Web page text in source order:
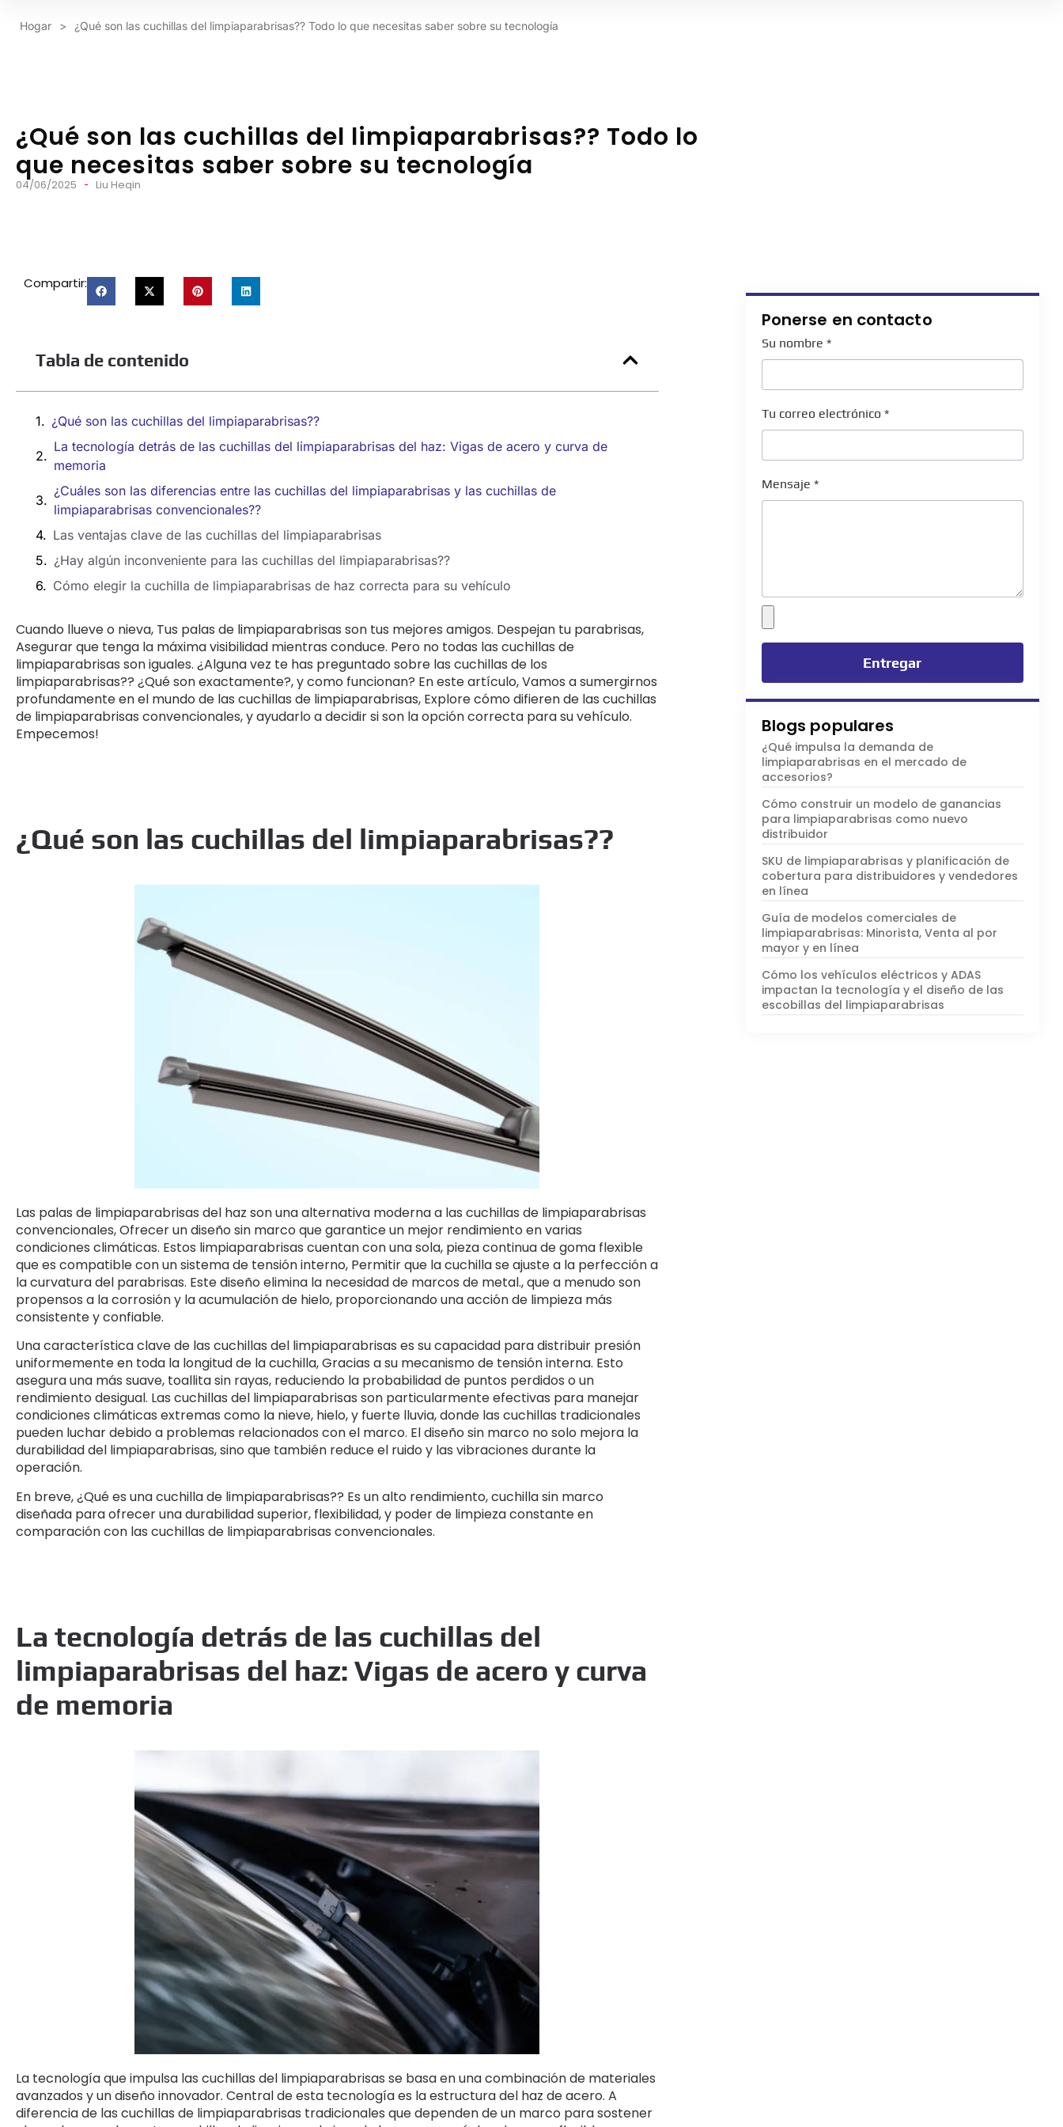
Hogar > ¿Qué son las cuchillas del limpiaparabrisas?? Todo lo que necesitas saber sobre su tecnología
¿Qué son las cuchillas del limpiaparabrisas?? Todo lo
que necesitas saber sobre su tecnología
04/06/2025 Liu Heqin
Compartir:
Tabla de contenido
¿Qué son las cuchillas del limpiaparabrisas??
La tecnología detrás de las cuchillas del limpiaparabrisas del haz: Vigas de acero y curva de
memoria
¿Cuáles son las diferencias entre las cuchillas del limpiaparabrisas y las cuchillas de
limpiaparabrisas convencionales??
Las ventajas clave de las cuchillas del limpiaparabrisas
¿Hay algún inconveniente para las cuchillas del limpiaparabrisas??
Cómo elegir la cuchilla de limpiaparabrisas de haz correcta para su vehículo
Cuando llueve o nieva, Tus palas de limpiaparabrisas son tus mejores amigos. Despejan tu parabrisas,
Asegurar que tenga la máxima visibilidad mientras conduce. Pero no todas las cuchillas de
limpiaparabrisas son iguales. ¿Alguna vez te has preguntado sobre las cuchillas de los
limpiaparabrisas?? ¿Qué son exactamente?, y como funcionan? En este artículo, Vamos a sumergirnos
profundamente en el mundo de las cuchillas de limpiaparabrisas, Explore cómo difieren de las cuchillas
de limpiaparabrisas convencionales, y ayudarlo a decidir si son la opción correcta para su vehículo.
Empecemos!
¿Qué son las cuchillas del limpiaparabrisas??
Las palas de limpiaparabrisas del haz son una alternativa moderna a las cuchillas de limpiaparabrisas
convencionales, Ofrecer un diseño sin marco que garantice un mejor rendimiento en varias
condiciones climáticas. Estos limpiaparabrisas cuentan con una sola, pieza continua de goma flexible
que es compatible con un sistema de tensión interno, Permitir que la cuchilla se ajuste a la perfección a
la curvatura del parabrisas. Este diseño elimina la necesidad de marcos de metal., que a menudo son
propensos a la corrosión y la acumulación de hielo, proporcionando una acción de limpieza más
consistente y confiable.
Una característica clave de las cuchillas del limpiaparabrisas es su capacidad para distribuir presión
uniformemente en toda la longitud de la cuchilla, Gracias a su mecanismo de tensión interna. Esto
asegura una más suave, toallita sin rayas, reduciendo la probabilidad de puntos perdidos o un
rendimiento desigual. Las cuchillas del limpiaparabrisas son particularmente efectivas para manejar
condiciones climáticas extremas como la nieve, hielo, y fuerte lluvia, donde las cuchillas tradicionales
pueden luchar debido a problemas relacionados con el marco. El diseño sin marco no solo mejora la
durabilidad del limpiaparabrisas, sino que también reduce el ruido y las vibraciones durante la
operación.
En breve, ¿Qué es una cuchilla de limpiaparabrisas?? Es un alto rendimiento, cuchilla sin marco
diseñada para ofrecer una durabilidad superior, flexibilidad, y poder de limpieza constante en
comparación con las cuchillas de limpiaparabrisas convencionales.
La tecnología detrás de las cuchillas del
limpiaparabrisas del haz: Vigas de acero y curva
de memoria
La tecnología que impulsa las cuchillas del limpiaparabrisas se basa en una combinación de materiales
avanzados y un diseño innovador. Central de esta tecnología es la estructura del haz de acero. A
diferencia de las cuchillas de limpiaparabrisas tradicionales que dependen de un marco para sostener
Ponerse en contacto
Su nombre *
Tu correo electrónico *
Mensaje *
Entregar
Blogs populares
¿Qué impulsa la demanda de
limpiaparabrisas en el mercado de
accesorios?
Cómo construir un modelo de ganancias
para limpiaparabrisas como nuevo
distribuidor
SKU de limpiaparabrisas y planificación de
cobertura para distribuidores y vendedores
en línea
Guía de modelos comerciales de
limpiaparabrisas: Minorista, Venta al por
mayor y en línea
Cómo los vehículos eléctricos y ADAS
impactan la tecnología y el diseño de las
escobillas del limpiaparabrisas